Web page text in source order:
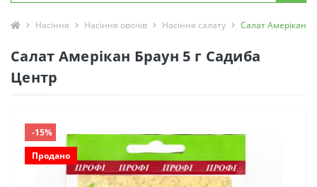
Насіння Насіння овочів Насіння салату Салат Амерікан
Салат Амерікан Браун 5 г Садиба
Центр
-15%
Продано